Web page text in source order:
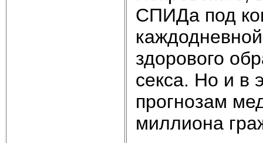
СПИДа под
здорового
секса. Но и в
прогнозам
миллиона